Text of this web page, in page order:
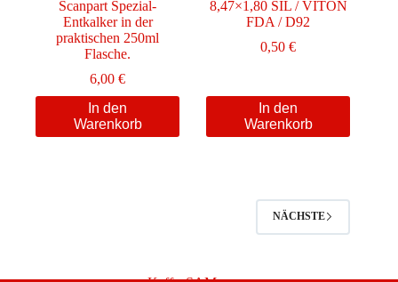
Scanpart Spezial-
Entkalker in der
praktischen 250ml
Flasche.
6,00€
In den
Warenkorb
8,47×1,80 SIL / VITON
FDA / D92
0,50€
In den
Warenkorb
NÄCHSTE